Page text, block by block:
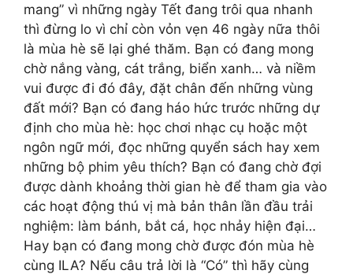
mang” vì những ngày Tết đang trôi qua nhanh
thì đừng lo vì chỉ còn vỏn vẹn 46 ngày nữa thôi
là mùa hè sẽ lại ghé thăm. Bạn có đang mong
chờ nắng vàng, cát trắng, biển xanh… và niềm
vui được đi đó đây, đặt chân đến những vùng
đất mới? Bạn có đang háo hức trước những dự
định cho mùa hè: học chơi nhạc cụ hoặc một
ngôn ngữ mới, đọc những quyển sách hay xem
những bộ phim yêu thích? Bạn có đang chờ đợi
được dành khoảng thời gian hè để tham gia vào
các hoạt động thú vị mà bản thân lần đầu trải
nghiệm: làm bánh, bắt cá, học nhảy hiện đại…
Hay bạn có đang mong chờ được đón mùa hè
cùng ILA? Nếu câu trả lời là “Có” thì hãy cùng